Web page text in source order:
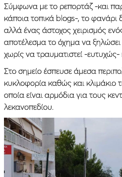
Σύμφωνα με το ρεπορτάζ -και
κάποια τοπικά blogs-, το φανάρι
αλλά ένας άστοχος χειρισμός
αποτέλεσμα το όχημα να
χωρίς να τραυματιστεί -ευτυχώς-
Στο σημείο έσπευσε άμεσα
κυκλοφορία καθώς και κλιμάκιο
οποία είναι αρμόδια για τους
λεκανοπεδίου.